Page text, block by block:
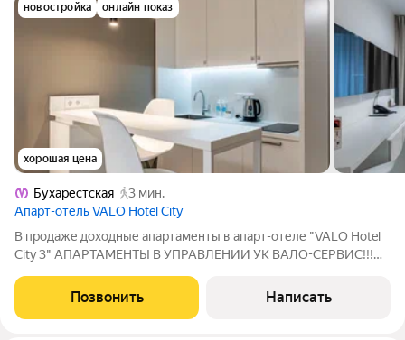
новостройка онлайн показ
хорошая цена
Бухарестская
3 мин.
Апарт-отель VALO Hotel City
В продаже доходные апартаменты в апарт-отеле "VALO Hotel
City 3" АПАРТАМЕНТЫ В УПРАВЛЕНИИ УК ВАЛО-СЕРВИС!!!
В продже несколько апартаментов. Студия от 24,4 м2 до 25,8
м2 Стабильный ежемесячный доход В
Позвонить Написать